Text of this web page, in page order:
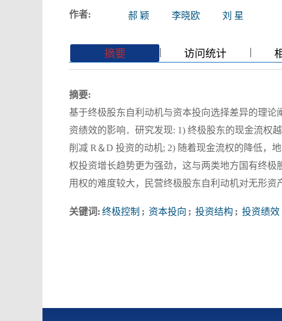
作者: 郝 颖 李晓欧 刘 星
摘要 || 访问统计 ||
摘要:
基于终极股东自利动机与资本投向选择差异的理
资绩效的影响．研究发现: 1) 终极股东的现金流权
削减 R＆D 投资的动机; 2) 随着现金流权的降低，
权投资增长趋势更为强劲，这与两类地方国有终
用权的难度较大，民营终极股东自利动机对无形资
关键词: 终极控制 ; 资本投向 ; 投资结构 ; 投资绩效